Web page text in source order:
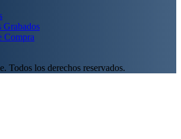
Grabados
Compra
Todos los derechos reservados.